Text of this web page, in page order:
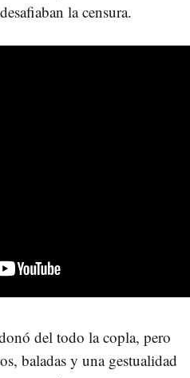
la censura.
del todo la copla, pero
baladas y una gestualidad